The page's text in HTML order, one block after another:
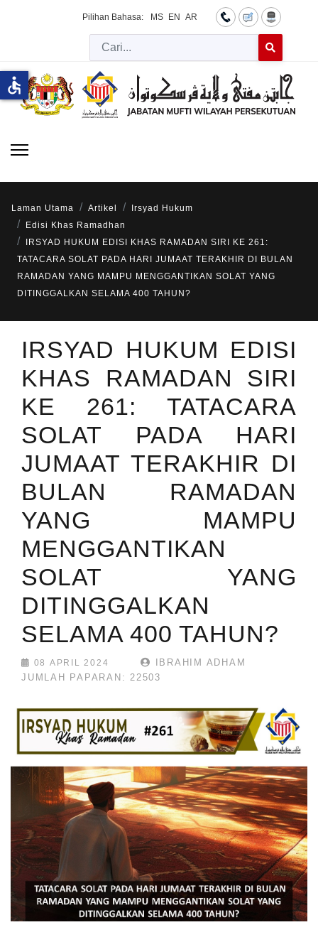
Pilihan Bahasa: MS EN AR
Cari
Laman Utama Artikel
Irsyad Hukum
Edisi Khas Ramadhan
IRSYAD HUKUM EDISI KHAS RAMADAN SIRI KE 261:
TATACARA SOLAT PADA HARI JUMAAT TERAKHIR DI BULAN
RAMADAN YANG MAMPU MENGGANTIKAN SOLAT YANG
DITINGGALKAN SELAMA 400 TAHUN?
IRSYAD HUKUM EDISI
KHAS RAMADAN SIRI
KE 261: TATACARA
SOLAT PADA HARI
JUMAAT TERAKHIR DI
BULAN RAMADAN
YANG MAMPU
MENGGANTIKAN
SOLAT YANG
DITINGGALKAN
SELAMA 400 TAHUN?
08 APRIL 2024
IBRAHIM ADHAM
JUMLAH PAPARAN: 22503
accessible